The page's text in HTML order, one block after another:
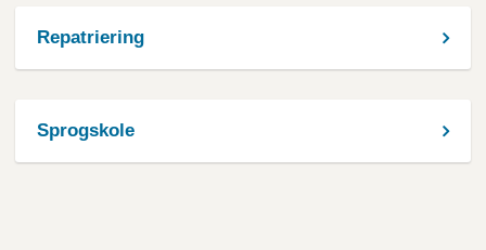
Repatriering
Sprogskole